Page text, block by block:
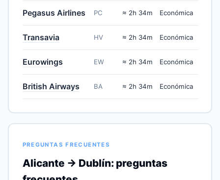
Pegasus Airlines PC ≈ 2h 34m Económica
Transavia HV ≈ 2h 34m Económica
Eurowings EW ≈ 2h 34m Económica
British Airways BA ≈ 2h 34m Económica
PREGUNTAS FRECUENTES
Alicante → Dublín: preguntas